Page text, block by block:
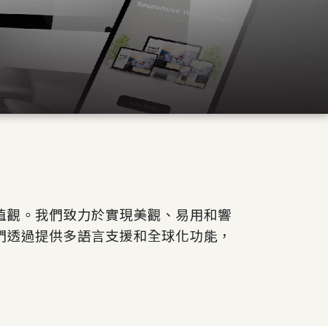
。我們致力於實現美觀、易用和響
過提供多語言支援和全球化功能，